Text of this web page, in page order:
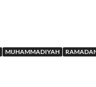
MUHAMMADIYAH